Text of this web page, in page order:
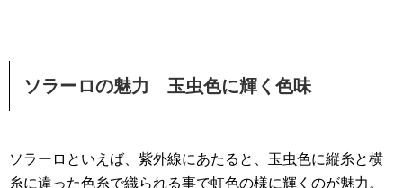
ソラーロの魅力 玉虫色に輝く色味
ソラーロといえば、紫外線にあたると、玉虫色に縦糸と横
糸に違った色糸で織られる事で虹色の様に輝くのが魅力。